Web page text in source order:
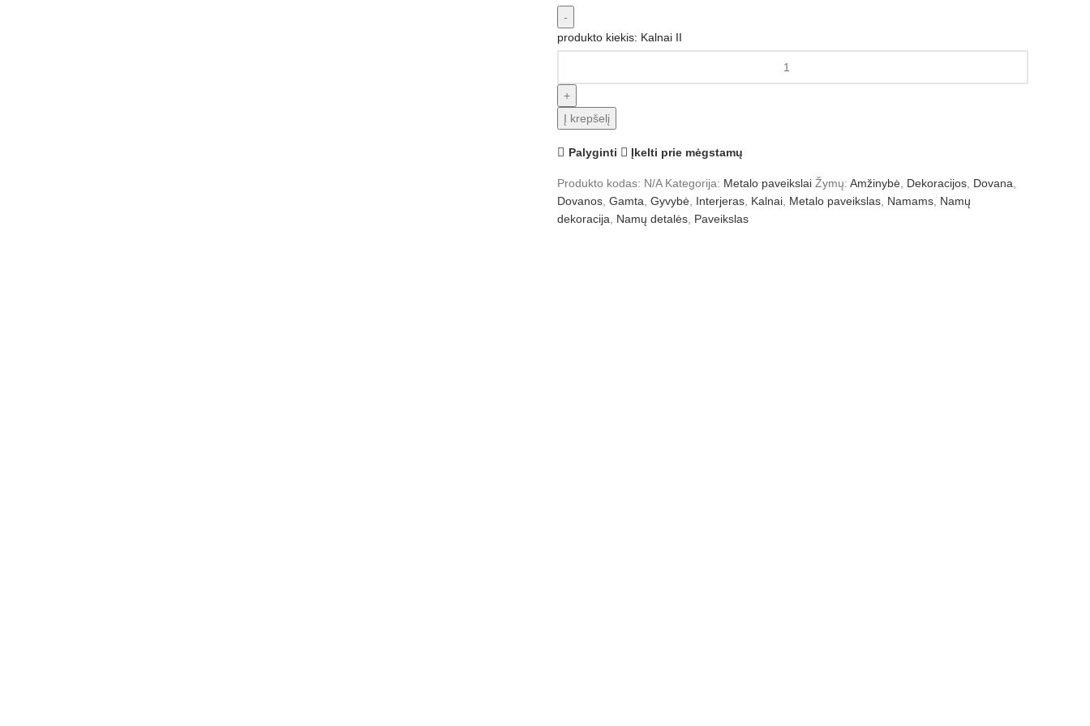
produkto kiekis: Kalnai II
Į krepšelį
Palyginti Įkelti prie mėgstamų
Produkto kodas: N/A Kategorija: Metalo paveikslai Žymų: Amžinybė Dekoracijos Dovana
Dovanos Gamta Gyvybė Interjeras Kalnai Metalo paveikslas Namams Namų
dekoracija
Namų detalės Paveikslas